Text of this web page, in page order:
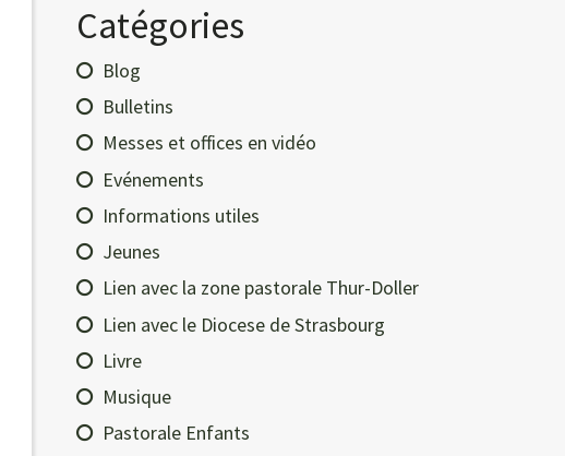
Catégories
Blog
Bulletins
Messes et offices en vidéo
Evénements
Informations utiles
Jeunes
Lien avec la zone pastorale Thur-Doller
Lien avec le Diocese de Strasbourg
Livre
Musique
Pastorale Enfants